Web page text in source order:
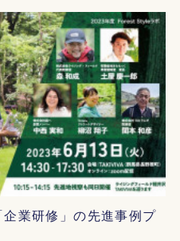
業研修」の先進事例プ